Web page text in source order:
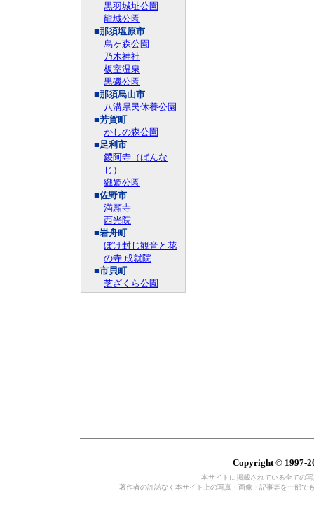
黒羽城址公園
龍城公園
■那須塩原市
烏ヶ森公園
乃木神社
板室温泉
黒磯公園
■那須烏山市
八溝県民休養公園
■芳賀町
かしの森公園
■足利市
鑁阿寺（ばんな
じ）
織姫公園
■佐野市
満願寺
西光院
■岩舟町
ぼけ封じ観音と花
の寺 成就院
■市貝町
芝ざくら公園
Copyright © 1997-
本サイトに掲載されている全ての
著作者の許諾なく本サイト上の写真・画像・記事等を一部で